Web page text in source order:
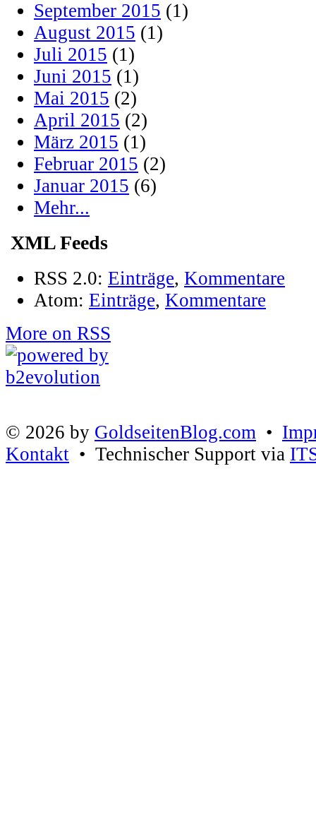
September 2015 (1)
August 2015 (1)
Juli 2015 (1)
Juni 2015 (1)
Mai 2015 (2)
April 2015 (2)
März 2015 (1)
Februar 2015 (2)
Januar 2015 (6)
Mehr...
XML Feeds
RSS 2.0: Einträge, Kommentare
Atom: Einträge, Kommentare
More on RSS
© 2026 by GoldseitenBlog.com •
Kontakt • Technischer Support via